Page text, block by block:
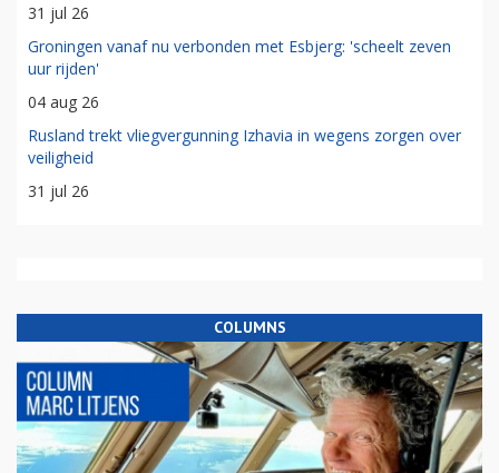
31 jul 26
Groningen vanaf nu verbonden met Esbjerg: 'scheelt zeven
uur rijden'
04 aug 26
Rusland trekt vliegvergunning Izhavia in wegens zorgen over
veiligheid
31 jul 26
COLUMNS